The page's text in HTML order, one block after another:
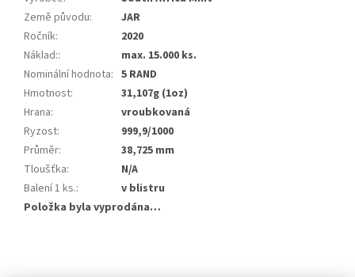
Země původu:
JAR
Ročník:
2020
Náklad::
max. 15.000 ks.
Nominální hodnota: 5 RAND
Hmotnost:
31,107g (1oz)
Hrana:
vroubkovaná
Ryzost:
999,9/1000
Průměr:
38,725 mm
Tloušťka:
N/A
Balení 1 ks.:
v blistru
Položka byla vyprodána…